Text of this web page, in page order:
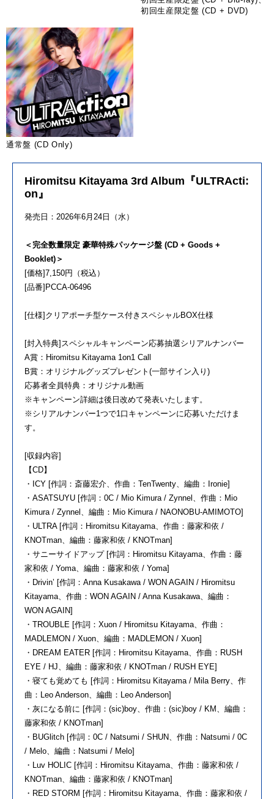
初回生産限定盤 (CD + DVD)
通常盤 (CD Only)
Hiromitsu Kitayama 3rd Album『ULTRActi:
on』
発売日：2026年6月24日（水）
＜完全数量限定 豪華特殊パッケージ盤 (CD + Goods +
Booklet)＞
[価格]7,150円（税込）
[品番]PCCA-06496
[仕様]クリアポーチ型ケース付きスペシャルBOX仕様
[封入特典]スペシャルキャンペーン応募抽選シリアルナンバー
A賞：Hiromitsu Kitayama 1on1 Call
B賞：オリジナルグッズプレゼント(一部サイン入り)
応募者全員特典：オリジナル動画
※キャンペーン詳細は後日改めて発表いたします。
※シリアルナンバー1つで1口キャンペーンに応募いただけま
す。
[収録内容]
【CD】
・ICY [作詞：斎藤宏介、作曲：TenTwenty、編曲：Ironie]
・ASATSUYU [作詞：0C / Mio Kimura / Zynnel、作曲：Mio
Kimura / Zynnel、編曲：Mio Kimura / NAONOBU-AMIMOTO]
・ULTRA [作詞：Hiromitsu Kitayama、作曲：藤家和依 /
KNOTman、編曲：藤家和依 / KNOTman]
・サニーサイドアップ [作詞：Hiromitsu Kitayama、作曲：藤
家和依 / Yoma、編曲：藤家和依 / Yoma]
・Drivin’ [作詞：Anna Kusakawa / WON AGAIN / Hiromitsu
Kitayama、作曲：WON AGAIN / Anna Kusakawa、編曲：
WON AGAIN]
・TROUBLE [作詞：Xuon / Hiromitsu Kitayama、作曲：
MADLEMON / Xuon、編曲：MADLEMON / Xuon]
・DREAM EATER [作詞：Hiromitsu Kitayama、作曲：RUSH
EYE / HJ、編曲：藤家和依 / KNOTman / RUSH EYE]
・寝ても覚めても [作詞：Hiromitsu Kitayama / Mila Berry、作
曲：Leo Anderson、編曲：Leo Anderson]
・灰になる前に [作詞：(sic)boy、作曲：(sic)boy / KM、編曲：
藤家和依 / KNOTman]
・BUGlitch [作詞：0C / Natsumi / SHUN、作曲：Natsumi / 0C
/ Melo、編曲：Natsumi / Melo]
・Luv HOLIC [作詞：Hiromitsu Kitayama、作曲：藤家和依 /
KNOTman、編曲：藤家和依 / KNOTman]
・RED STORM [作詞：Hiromitsu Kitayama、作曲：藤家和依 /